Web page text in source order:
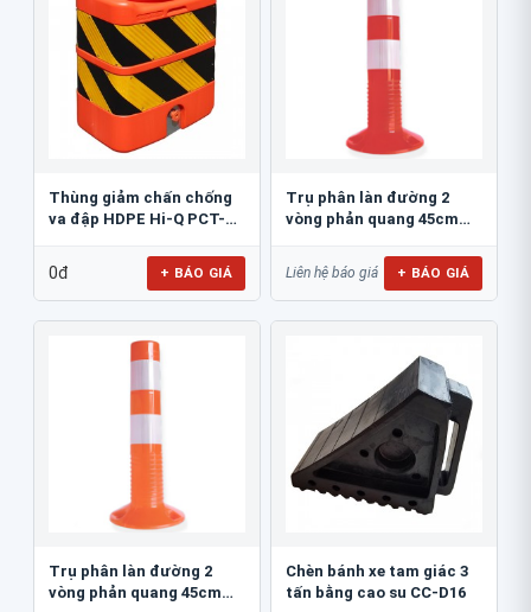
Thùng giảm chấn chống
va đập HDPE Hi-Q PCT-
0đ + BÁO GIÁ
Trụ phân làn đường 2
vòng phản quang 45cm
Liên hệ báo giá + BÁO GIÁ
Trụ phân làn đường 2
vòng phản quang 45cm
Chèn bánh xe tam giác 3
tấn bằng cao su CC-D16